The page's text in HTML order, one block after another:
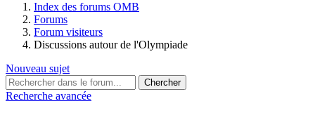
Index des forums OMB
Forums
Forum visiteurs
Discussions autour de l'Olympiade
Nouveau sujet
Recherche avancée